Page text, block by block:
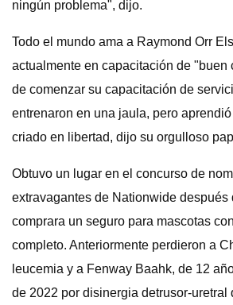
ningún problema", dijo.
Todo el mundo ama a Raymond Orr
actualmente en capacitación de "buen
de comenzar su capacitación de
entrenaron en una jaula, pero
criado en libertad, dijo su orgulloso
Obtuvo un lugar en el concurso de
extravagantes de Nationwide después
comprara un seguro para mascotas
completo. Anteriormente perdieron a
leucemia y a Fenway Baahk, de 12
de 2022 por disinergia detrusor-uretral